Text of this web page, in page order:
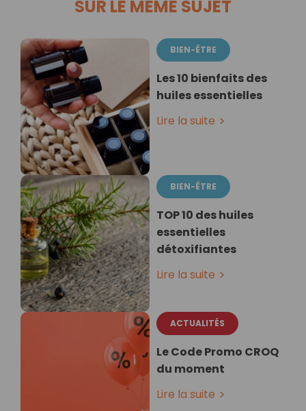
SUR LE MÊME SUJET
BIEN-ÊTRE
Les 10 bienfaits des
huiles essentielles
Lire la suite
BIEN-ÊTRE
TOP 10 des huiles
essentielles
détoxifiantes
Lire la suite
ACTUALITÉS
Le Code Promo CROQ
du moment
Lire la suite